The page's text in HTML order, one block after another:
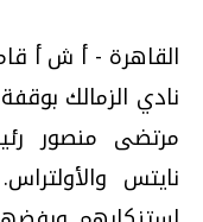
القاهرة - أ ش أ
نادي الزمالك
مرتضى منصور
نايتس